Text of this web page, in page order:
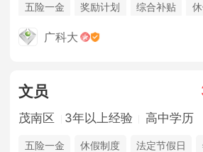
五险一金 奖励计划 综合补贴
法定节假日
广科大
文员
茂南区 3年以上经验 高中学历
五险一金 休假制度 法定节假日